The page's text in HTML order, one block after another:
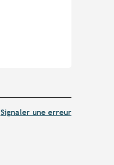
Signaler une erreur